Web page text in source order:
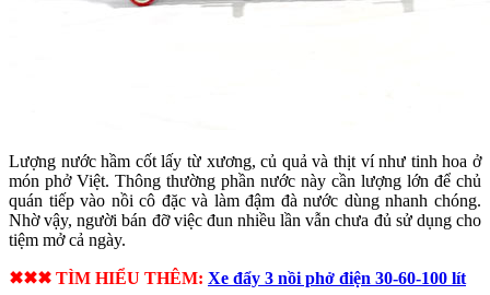
Lượng nước hầm cốt lấy từ xương, củ quả và thịt ví như tinh hoa ở
món phở Việt. Thông thường phần nước này cần lượng lớn để chủ
quán tiếp vào nồi cô đặc và làm đậm đà nước dùng nhanh chóng.
Nhờ vậy, người bán đỡ việc đun nhiều lần vẫn chưa đủ sử dụng cho
tiệm mở cả ngày.
✖✖✖ TÌM HIỂU THÊM: Xe đẩy 3 nồi phở điện 30-60-100 lít